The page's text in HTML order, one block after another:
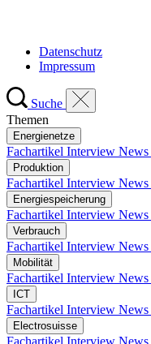
Datenschutz
Impressum
Suche
Themen
Energienetze
Fachartikel Interview News
Produktion
Fachartikel Interview News
Energiespeicherung
Fachartikel Interview News
Verbrauch
Fachartikel Interview News
Mobilität
Fachartikel Interview News
ICT
Fachartikel Interview News
Electrosuisse